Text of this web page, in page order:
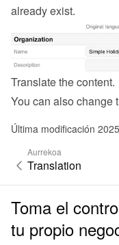
already exist.
Translate the content.
You can also change
Última modificación
Aurrekoa
Translation
Toma el
tu propio